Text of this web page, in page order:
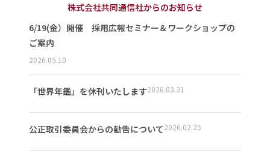
株式会社共同通信社からのお知らせ
6/19(金）開催 採用広報セミナー＆ワークショップの
ご案内
2026.05.10
「世界年鑑」を休刊いたします2026.03.31
公正取引委員会からの勧告について2026.02.25